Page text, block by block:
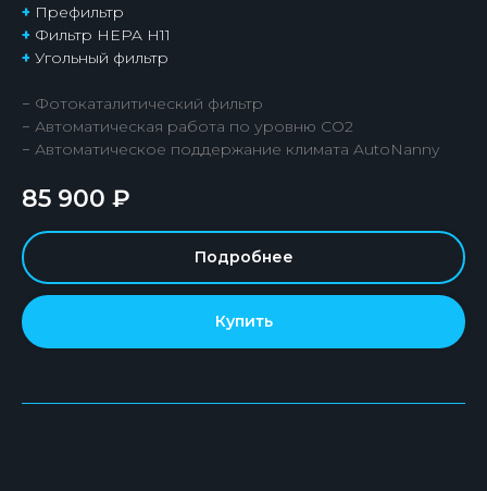
+ Префильтр
+ Фильтр HEPA H11
+ Угольный фильтр
− Фотокаталитический фильтр
− Автоматическая работа по уровню СО2
− Автоматическое поддержание климата AutoNanny
85 900 ₽
Подробнее
Купить